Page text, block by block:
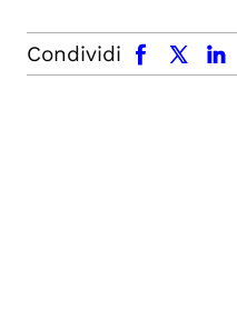
Condividi
facebook x.com linkedin